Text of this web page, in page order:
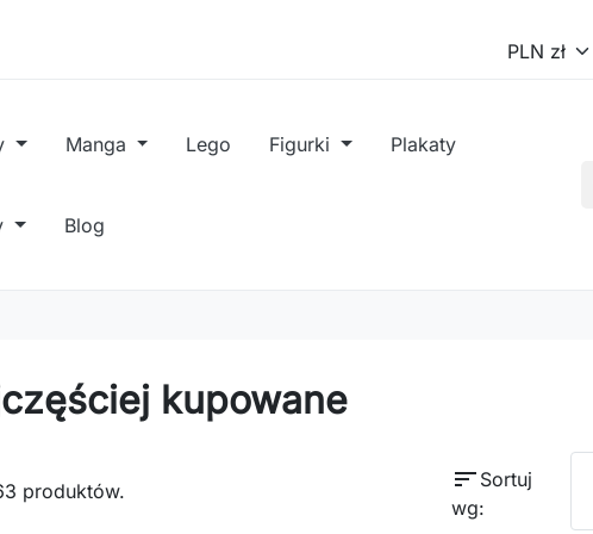
Manga Lego Figurki Plakaty
Blog
kupowane
produktów. sort Sortuj
wg: